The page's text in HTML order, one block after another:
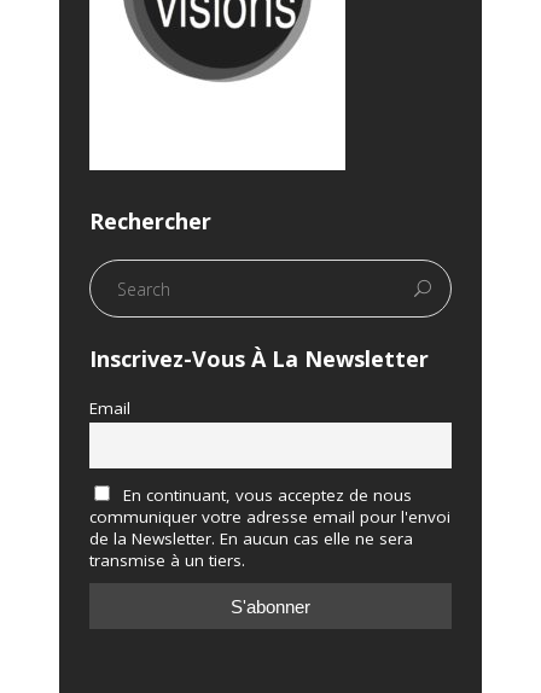
Rechercher
Inscrivez-Vous À La Newsletter
Email
En continuant, vous acceptez de nous
communiquer votre adresse email pour l'envoi
de la Newsletter. En aucun cas elle ne sera
transmise à un tiers.